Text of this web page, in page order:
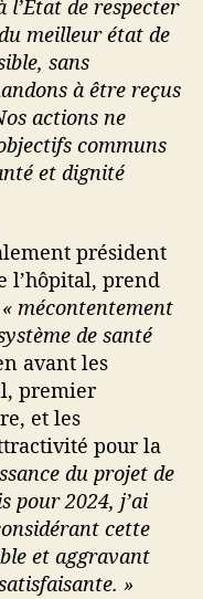
l’État de respecter
meilleur état de
sans
à être reçus
actions ne
communs
et dignité
président
l’hôpital, prend
« mécontentement
de santé
avant les
premier
et les
pour la
du projet de
pour 2024, j’ai
cette
et aggravant
»